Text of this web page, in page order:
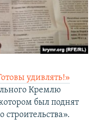
удивлять!»
Кремлю
был поднят
строительства».